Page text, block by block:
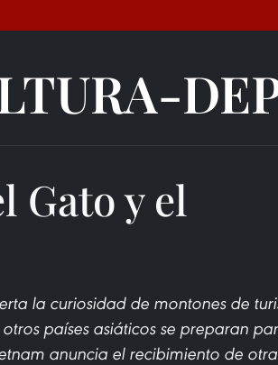
Gato y el
la curiosidad de montones de
países asiáticos se preparan
anuncia el recibimiento de otra